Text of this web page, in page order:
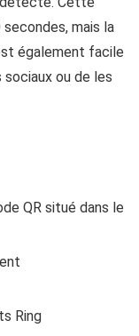
mais la
également facile
sociaux ou de les
QR situé dans le
Ring